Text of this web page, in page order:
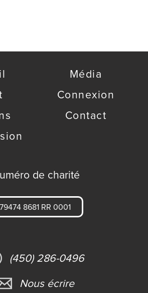
Média
Connexion
Contact
de charité
79474 8681 RR 0001
(450) 286-0496
Nous écrire